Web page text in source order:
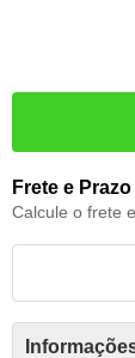
Frete e Prazo
Calcule o frete